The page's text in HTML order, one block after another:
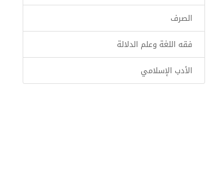
الصرف
فقه اللغة وعلم الدلالة
الأدب الإسلامي